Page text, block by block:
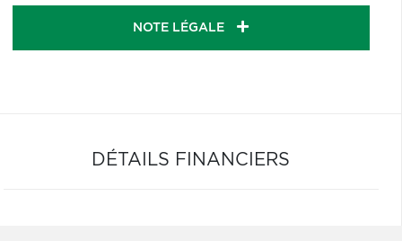
NOTE LÉGALE
DÉTAILS FINANCIERS